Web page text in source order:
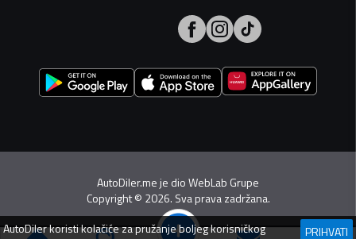
AutoDiler.me je dioWebLab Grupe
Copyright© 2026. Sva prava zadržana.
AutoDilerkoristi kolačiće za pružanje boljeg korisničkog
PRIHVATI